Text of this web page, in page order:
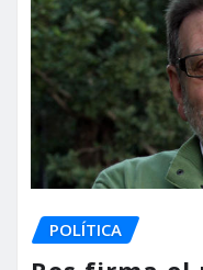
POLÍTICA